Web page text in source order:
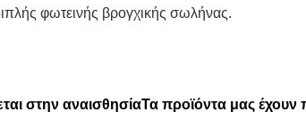
φωτεινής βρογχικής σωλήνας.
στην αναισθησίαΤα προϊόντα μας έχουν